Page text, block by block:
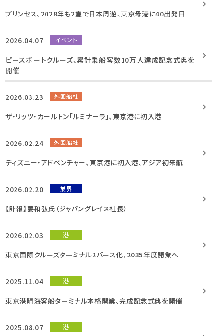
プリンセス、2028年も2隻で日本周遊、東京母港に40出発日
2026.04.07 イベント
ピースボートクルーズ、累計乗船客数10万人達成記念式典を
開催
2026.03.23 外国船社
ザ・リッツ・カールトン「ルミナーラ」、東京港に初入港
2026.02.24 外国船社
ディズニー・アドベンチャー、東京港に初入港、アジア初来航
2026.02.20 業界
【訃報】要和弘氏（ジャパングレイス社長）
2026.02.03 港
東京国際クルーズターミナル2バース化、2035年度開業へ
2025.11.04 港
東京港晴海客船ターミナル本格開業、完成記念式典を開催
2025.08.07 港